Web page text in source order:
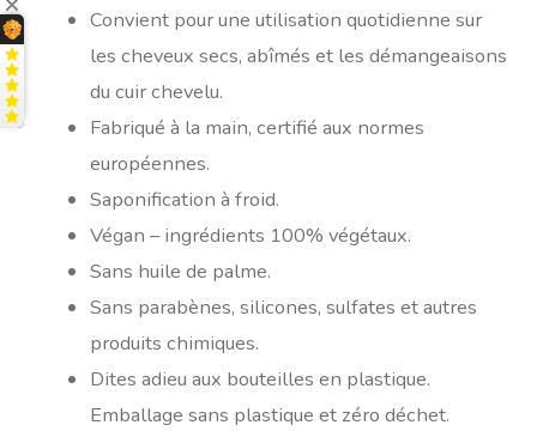
Convient pour une utilisation quotidienne sur
les cheveux secs, abîmés et les démangeaisons
du cuir chevelu.
Fabriqué à la main, certifié aux normes
européennes.
Saponification à froid.
Végan – ingrédients 100% végétaux.
Sans huile de palme.
Sans parabènes, silicones, sulfates et autres
produits chimiques.
Dites adieu aux bouteilles en plastique.
Emballage sans plastique et zéro déchet.